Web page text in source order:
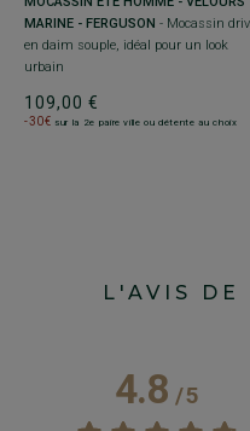
MARINE - FERGUSON - Mocassin
en daim souple, idéal pour un look
urbain
109,00 €
-30€ sur la 2e paire ville ou détente au choix
L'AVIS DE
4.8/5